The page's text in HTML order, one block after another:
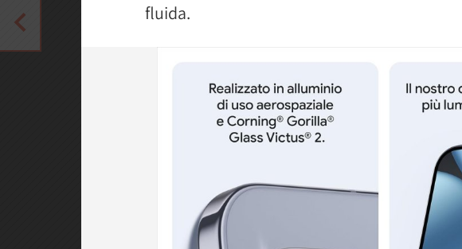
fluida.